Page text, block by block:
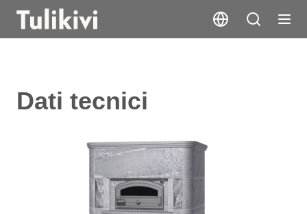
Dati tecnici